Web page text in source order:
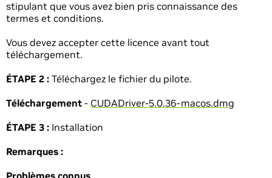
stipulant que vous avez bien pris connaissance des
termes et conditions.
Vous devez accepter cette licence avant tout
téléchargement.
ÉTAPE 2 : Téléchargez le fichier du pilote.
Téléchargement - CUDADriver-5.0.36-macos.dmg
ÉTAPE 3 : Installation
Remarques :
Problèmes connus